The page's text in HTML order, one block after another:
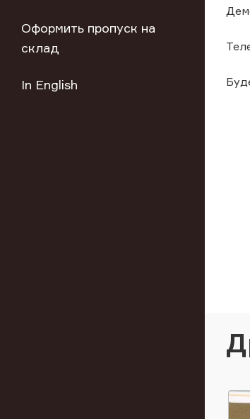
Оформить пропуск на
склад
In English